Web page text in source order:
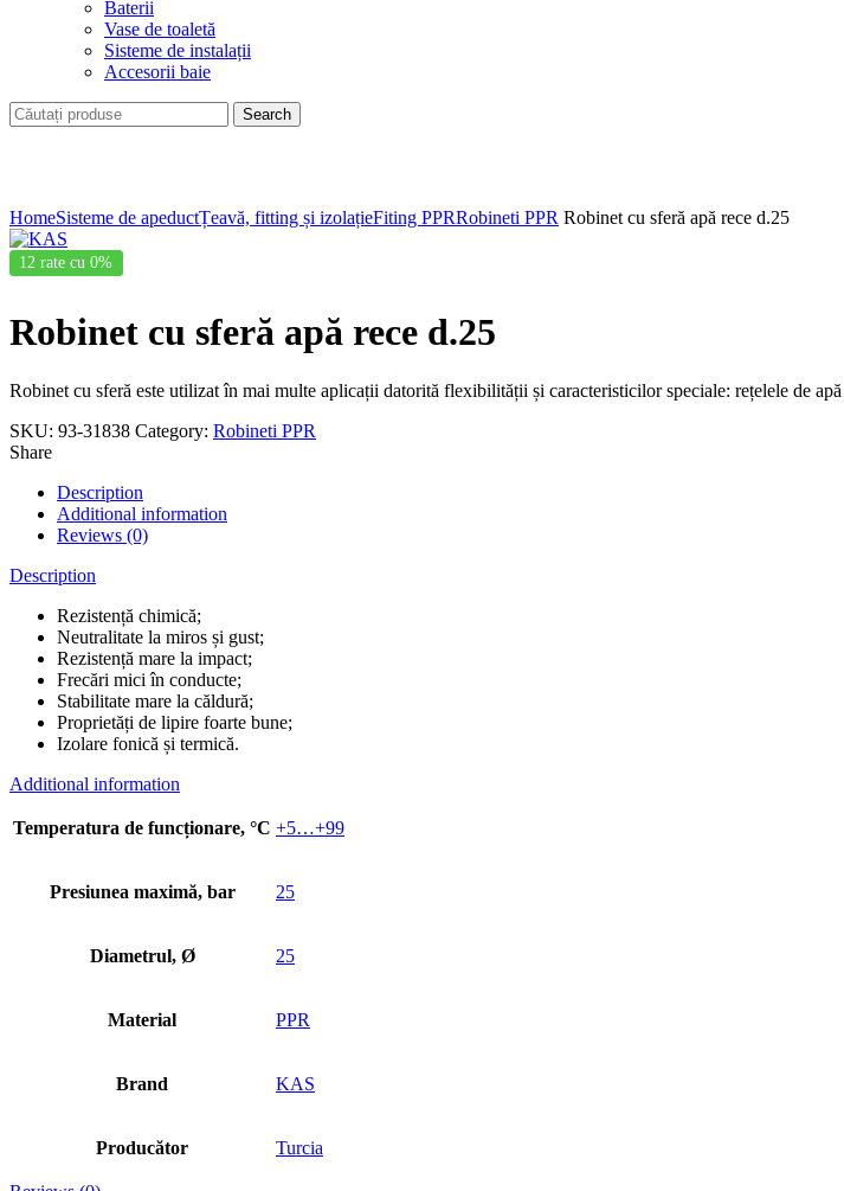
Baterii
Vase de toaletă
Sisteme de instalații
Accesorii baie
Search
HomeSisteme de apeductȚeavă, fitting și izolațieFiting PPRRobineti PPR Robinet cu sferă apă rece d.25
12 rate cu 0%
Robinet cu sferă apă rece d.25
Robinet cu sferă este utilizat în mai multe aplicații datorită flexibilității și caracteristicilor speciale: rețelele de
SKU: 93-31838 Category: Robineti PPR
Share
Description
Additional information
Reviews (0)
Description
Rezistență chimică;
Neutralitate la miros și gust;
Rezistență mare la impact;
Frecări mici în conducte;
Stabilitate mare la căldură;
Proprietăți de lipire foarte bune;
Izolare fonică și termică.
Additional information
Temperatura de funcționare, °C +5…+99
Presiunea maximă, bar 25
Diametrul, Ø 25
Material PPR
Brand KAS
Producător Turcia